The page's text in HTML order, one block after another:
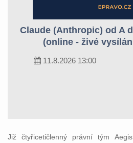
Claude (Anthropic) od A
(online - živé
11.8.2026 13:00
Již čtyřicetičlenný právní tým